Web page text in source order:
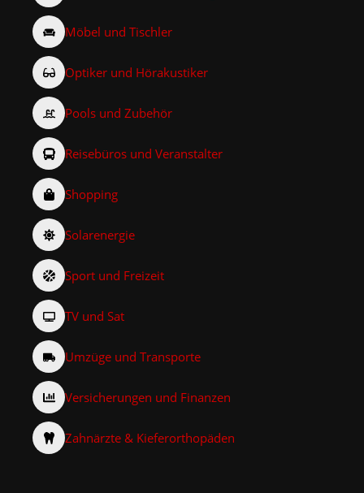
Möbel und Tischler
Optiker und Hörakustiker
Pools und Zubehör
Reisebüros und Veranstalter
Shopping
Solarenergie
Sport und Freizeit
TV und Sat
Umzüge und Transporte
Versicherungen und Finanzen
Zahnärzte & Kieferorthopäden